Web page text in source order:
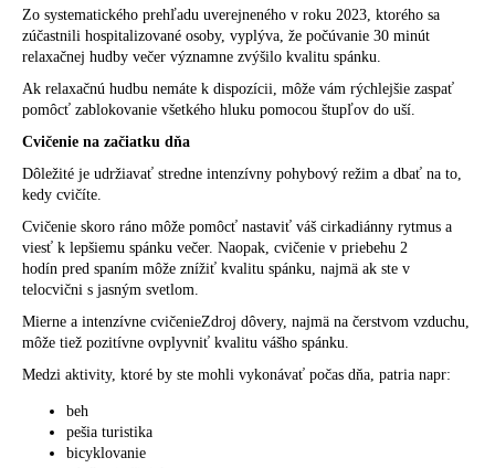
Zo systematického prehľadu uverejneného v roku 2023, ktorého sa
zúčastnili hospitalizované osoby, vyplýva, že počúvanie 30 minút
relaxačnej hudby večer významne zvýšilo kvalitu spánku.
Ak relaxačnú hudbu nemáte k dispozícii, môže vám rýchlejšie zaspať
pomôcť zablokovanie všetkého hluku pomocou štupľov do uší
Cvičenie na začiatku dňa
Dôležité je udržiavať stredne intenzívny pohybový režim a dbať na to,
kedy cvičíte.
Cvičenie skoro ráno môže pomôcť nastaviť váš cirkadiánny rytmus a
viesť k lepšiemu spánku večer. Naopak, cvičenie v priebehu 2
hodín pred spaním môže znížiť kvalitu spánku, najmä ak ste v
telocvični s jasným svetlom.
Mierne a intenzívne cvičenieZdroj dôvery, najmä na čerstvom vzduchu,
môže tiež pozitívne ovplyvniť kvalitu vášho spánku.
Medzi aktivity, ktoré by ste mohli vykonávať počas dňa, patria napr:
beh
pešia turistika
bicyklovanie